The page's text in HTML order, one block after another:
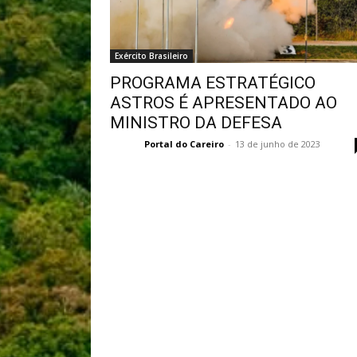
Exército Brasileiro
PROGRAMA ESTRATÉGICO
ASTROS É APRESENTADO AO
MINISTRO DA DEFESA
Portal do Careiro - 13 de junho de 2023